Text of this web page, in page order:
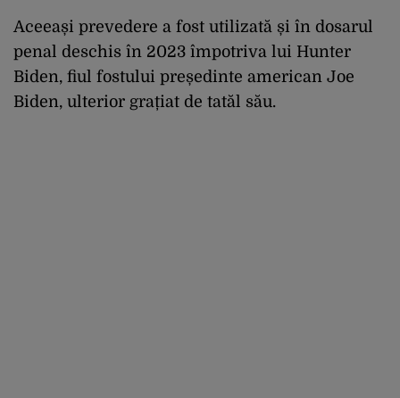
Aceeași prevedere a fost utilizată și în dosarul
penal deschis în 2023 împotriva lui Hunter
Biden, fiul fostului președinte american Joe
Biden, ulterior grațiat de tatăl său.